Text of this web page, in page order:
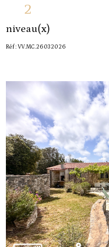
2
niveau(x)
Réf : VV.MC.26032026